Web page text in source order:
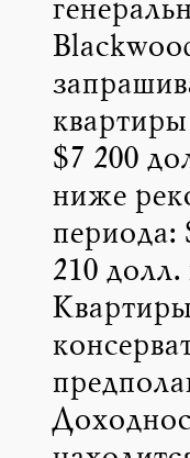
квартиры
$7 200
ниже
периода:
210 долл.
Квартиры